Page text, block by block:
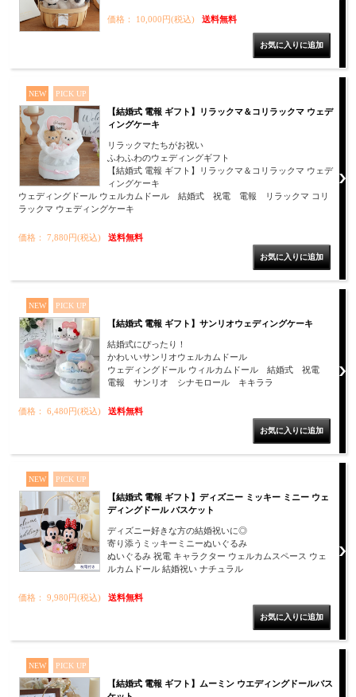
価格： 10,000円(税込) 送料無料
NEW PICK UP
【結婚式 電報 ギフト】リラックマ＆コリラックマ ウェデ
ィングケーキ
リラックマたちがお祝い
ふわふわのウェディングギフト
【結婚式 電報 ギフト】リラックマ＆コリラックマ ウェデ
ィングケーキ
ウェディングドール ウェルカムドール 結婚式 祝電 電報 リラックマ コリ
ラックマ ウェディングケーキ
価格： 7,880円(税込) 送料無料
NEW PICK UP
【結婚式 電報 ギフト】サンリオウェディングケーキ
結婚式にぴったり！
かわいいサンリオウェルカムドール
ウェディングドール ウィルカムドール 結婚式 祝電
電報 サンリオ シナモロール キキララ
価格： 6,480円(税込) 送料無料
NEW PICK UP
【結婚式 電報 ギフト】ディズニー ミッキー ミニー ウェ
ディングドール バスケット
ディズニー好きな方の結婚祝いに◎
寄り添うミッキーミニーぬいぐるみ
ぬいぐるみ 祝電 キャラクター ウェルカムスペース ウェ
ルカムドール 結婚祝い ナチュラル
価格： 9,980円(税込) 送料無料
NEW PICK UP
【結婚式 電報 ギフト】ムーミン ウエディングドールバス